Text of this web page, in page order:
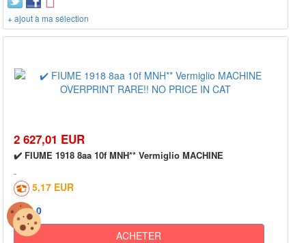
+ ajout à ma sélection
2 627,01 EUR
✔️ FIUME 1918 8aa 10f MNH** Vermiglio MACHINE
5,17 EUR
0
ACHETER